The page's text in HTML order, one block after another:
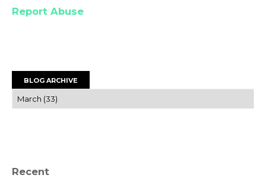
Report Abuse
BLOG ARCHIVE
Recent